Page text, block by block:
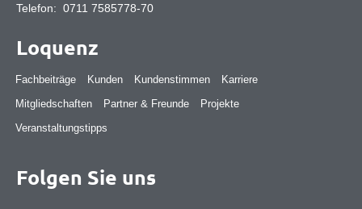
Telefon: 0711 7585778-70
Loquenz
Fachbeiträge Kunden Kundenstimmen
Karriere
Mitgliedschaften
Partner & Freunde
Projekte
Veranstaltungstipps
Folgen Sie uns